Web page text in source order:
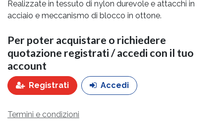
Realizzate in tessuto di nylon durevole e attacchi in
acciaio e meccanismo di blocco in ottone.
Per poter acquistare o richiedere
quotazione registrati / accedi con il tuo
account
Registrati Accedi
Termini e condizioni